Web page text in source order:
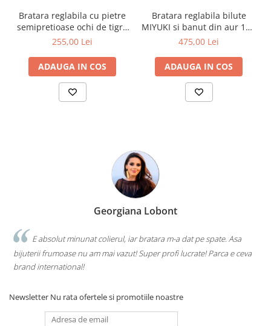
Bratara reglabila cu pietre
semipretioase ochi de tigru
si bilute din aur de 2.5 mm
255,00 Lei
ADAUGA IN COS
Bratara reglabila bilute
MIYUKI si banut din aur 14K
- Mesaj gravat pentru nasa
475,00 Lei
ADAUGA IN COS
Georgiana Lobont
E absolut minunat colierul, iar bratara m-a dat pe spate. Asa
bijuterii frumoase nu am mai vazut! Super profi lucrate! Parca e ceva
brand international!
Newsletter Nu rata ofertele si promotiile noastre